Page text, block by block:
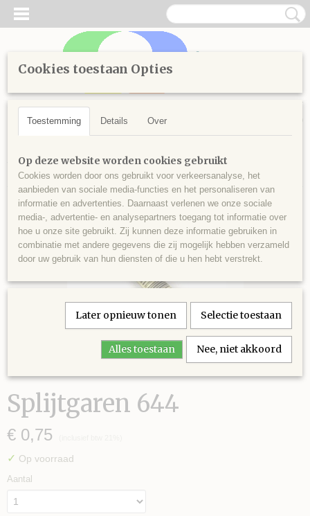
Inloggen Registreren
UW WINKELWAGEN
Home >Handwerken>Borduren>Splijtgaren>
600>Splijtgaren 644
Splijtgaren 644
€ 0,75
✓ Op voorraad
Aantal
Cookies toestaan Opties
Toestemming Details Over
Op deze website worden cookies gebruikt
Cookies worden door ons gebruikt voor verkeersanalyse, het
aanbieden van sociale media-functies en het personaliseren van
informatie en advertenties. Daarnaast verlenen we onze sociale
media-, advertentie- en analysepartners toegang tot informatie over
hoe u onze site gebruikt. Zij kunnen deze informatie gebruiken in
combinatie met andere gegevens die zij mogelijk hebben verzameld
door uw gebruik van hun diensten of die u hen hebt verstrekt.
Later opnieuw tonen Selectie toestaan
Alles toestaan Nee, niet akkoord